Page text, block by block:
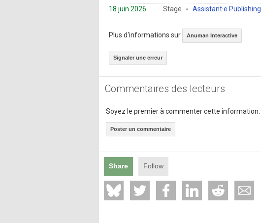
18 juin 2026 Stage Assistant·e Publishing
Plus d'informations sur Anuman Interactive
Signaler une erreur
Commentaires des lecteurs
Soyez le premier à commenter cette information.
Poster un commentaire
Share Follow